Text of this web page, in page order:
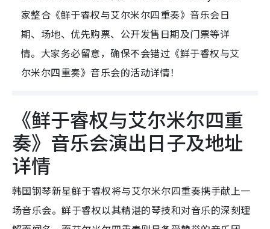
家整合《鲜于睿权与艾尔米尔四重奏》音乐会日
期、场地、优先购票、公开发售日期及门票等详
情。大家务必留意，确保不会错过《鲜于睿权与艾
尔米尔四重奏》音乐会的活动详情！
《鲜于睿权与艾尔米尔四重
奏》音乐会演出日子及地址
详情
韩国钢琴新星鲜于睿权将与艾尔米尔四重奏携手献上一
场音乐会。鲜于睿权以其精湛的琴技和对音乐的深刻理